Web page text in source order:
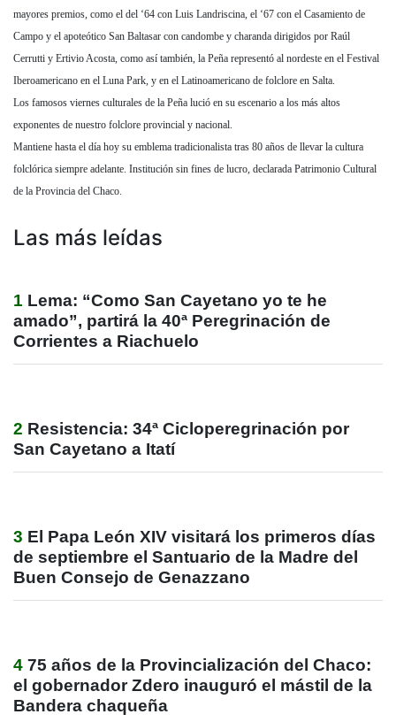
mayores premios, como el del ‘64 con Luis Landriscina, el ‘67 con el Casamiento de
Campo y el apoteótico San Baltasar con candombe y charanda dirigidos por Raúl
Cerrutti y Ertivio Acosta, como así también, la Peña representó al nordeste en el Festival
Iberoamericano en el Luna Park, y en el Latinoamericano de folclore en Salta.
Los famosos viernes culturales de la Peña lució en su escenario a los más altos
exponentes de nuestro folclore provincial y nacional.
Mantiene hasta el día hoy su emblema tradicionalista tras 80 años de llevar la cultura
folclórica siempre adelante. Institución sin fines de lucro, declarada Patrimonio Cultural
de la Provincia del Chaco.
Las más leídas
1 Lema: “Como San Cayetano yo te he
amado”, partirá la 40ª Peregrinación de
Corrientes a Riachuelo
2 Resistencia: 34ª Cicloperegrinación por
San Cayetano a Itatí
3 El Papa León XIV visitará los primeros días
de septiembre el Santuario de la Madre del
Buen Consejo de Genazzano
4 75 años de la Provincialización del Chaco:
el gobernador Zdero inauguró el mástil de la
Bandera chaqueña